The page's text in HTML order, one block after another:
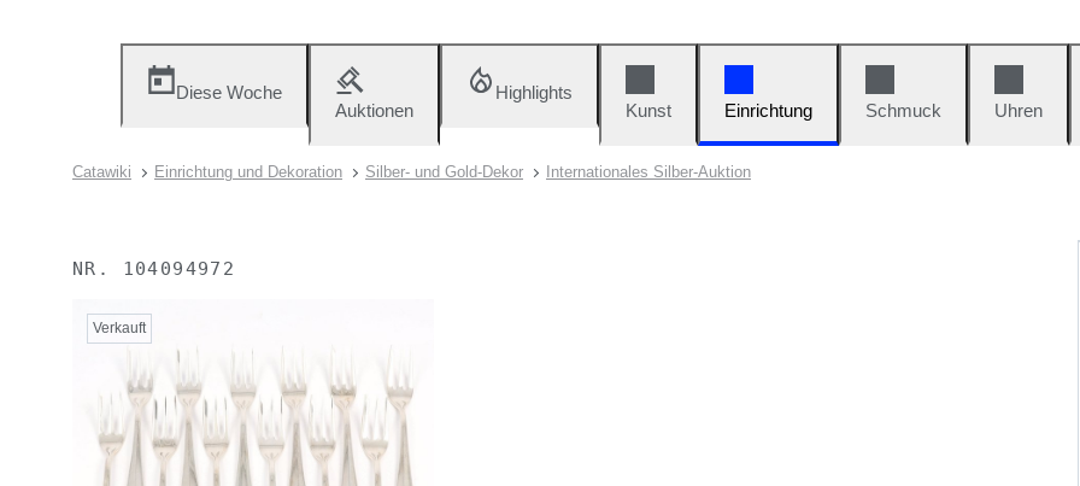
Diese Woche
Auktionen
Highlights
Kunst
Einrichtung Schmuck Uhren
Catawiki Einrichtung und Dekoration Silber- und Gold-Dekor Internationales Silber-Auktion
NR. 104094972
Verkauft